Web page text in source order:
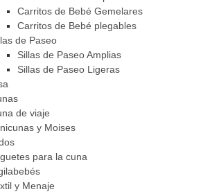
Carritos de Bebé Gemelares
Carritos de Bebé plegables
de Paseo
Sillas de Paseo Amplias
Sillas de Paseo Ligeras
de viaje
y Moises
para la cuna
y Menaje